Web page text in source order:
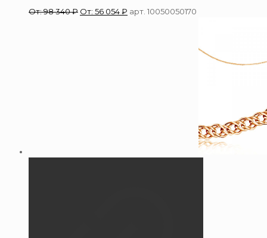
От:98 340₽ От: 56 054₽ арт. 10050050170